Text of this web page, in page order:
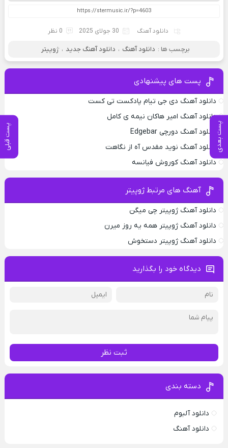
پست بعدی پست قبلی
دانلود آهنگ 30 جولای 2025 0 نظر
برچسب ها : دانلود آهنگ ، دانلود آهنگ جدید ، ژوپیتر
پست های پیشنهادی
دانلود آهنگ دی جی تیام پادکست تی کست
دانلود آهنگ امیر هاکان نیمه ی کامل
دانلود آهنگ دورچی Edgebar
دانلود آهنگ نوید مقدس آه از نگاهت
دانلود آهنگ کوروش فیانسه
آهنگ های مرتبط ژوپیتر
دانلود آهنگ ژوپیتر چی میگن
دانلود آهنگ ژوپیتر همه یه روز میرن
دانلود آهنگ ژوپیتر دستخوش
دیدگاه خود را بگذارید
ثبت نظر
دسته بندی
دانلود آلبوم
دانلود آهنگ